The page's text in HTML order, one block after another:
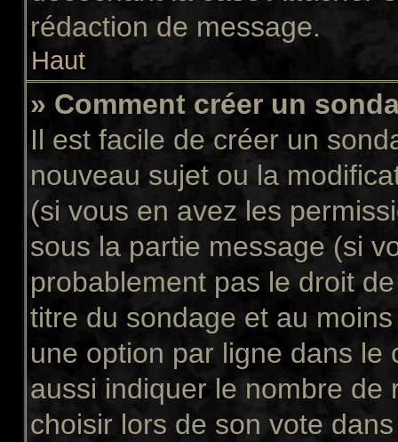
rédaction de message.
Haut
» Comment créer un
Il est facile de créer un
nouveau sujet ou la
(si vous en avez les
sous la partie message (si
probablement pas le droit
titre du sondage et au
une option par ligne dans le
aussi indiquer le nombre de
choisir lors de son vote